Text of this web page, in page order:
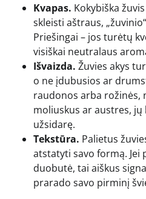
Kvapas. Kokybiška
skleisti aštraus,
Priešingai – jos turėtų
visiškai neutralaus
Išvaizda. Žuvies akys
o ne įdubusios ar
raudonos arba rožinės,
moliuskus ar austres,
užsidarę.
Tekstūra. Palietus
atstatyti savo formą. Jei
duobutė, tai aiškus
prarado savo pirminį